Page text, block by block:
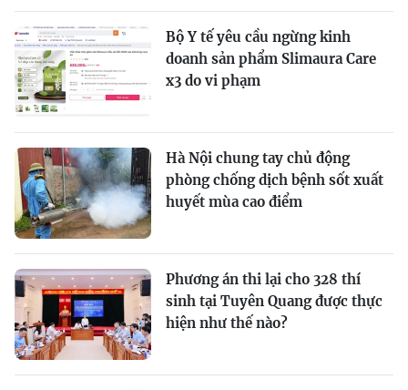
Bộ Y tế yêu cầu ngừng kinh
doanh sản phẩm Slimaura Care
x3 do vi phạm
Hà Nội chung tay chủ động
phòng chống dịch bệnh sốt xuất
huyết mùa cao điểm
Phương án thi lại cho 328 thí
sinh tại Tuyên Quang được thực
hiện như thế nào?